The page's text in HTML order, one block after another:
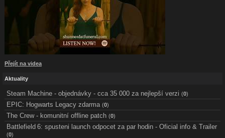
Přejít na videa
Aktuality
Steam Machine - objednávky - cca 35 000 za nejlepší verzi (0)
EPIC: Hogwarts Legacy zdarma (0)
The Crew - komunitní offline patch (0)
Battlefield 6: spusteni launch odpocet za par hodin - Oficial info & Trailer
(0)